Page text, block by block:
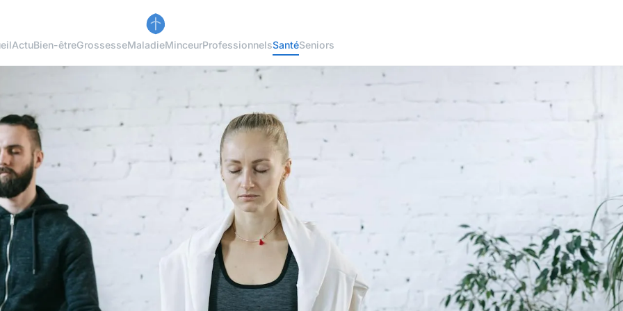
ActuBien-êtreGrossesseMaladieMinceurProfessionnelsSantéSeniors